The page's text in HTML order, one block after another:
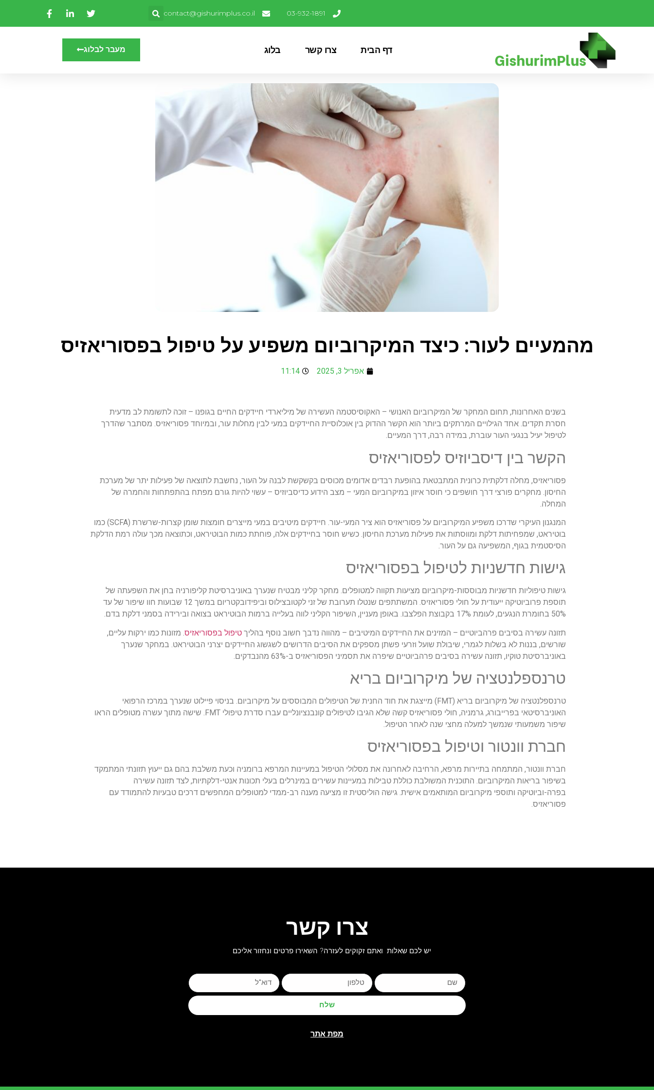
03-932-1891
contact@gishurimplus.co.il
דף הבית צרו קשר בלוג מעבר לבלוג
מהמעיים לעור: כיצד המיקרוביום משפיע על טיפול בפסוריאזיס
אפריל 3, 2025 11:14
בשנים האחרונות, תחום המחקר של המיקרוביום האנושי – האקוסיסטמה העשירה של מיליארדי חיידקים החיים בגופנו – זוכה לתשומת לב מדעית
חסרת תקדים. אחד הגילויים המרתקים ביותר הוא הקשר ההדוק בין אוכלוסיית החיידקים במעי לבין מחלות עור, ובמיוחד פסוריאזיס. מסתבר שהדרך
לטיפול יעיל בנגעי העור עוברת, במידה רבה, דרך המעיים.
הקשר בין דיסביוזיס לפסוריאזיס
פסוריאזיס, מחלה דלקתית כרונית המתבטאת בהופעת רבדים אדומים מכוסים בקשקשת לבנה על העור, נחשבת לתוצאה של פעילות יתר של מערכת
החיסון. מחקרים פורצי דרך חושפים כי חוסר איזון במיקרוביום המעי – מצב הידוע כדיסביוזיס – עשוי להיות גורם מפתח בהתפתחות והחמרה של
המחלה.
המנגנון העיקרי שדרכו משפיע המיקרוביום על פסוריאזיס הוא ציר המעי-עור. חיידקים מיטיבים במעי מייצרים חומצות שומן קצרות-שרשרת (SCFA) כמו
בוטיראט, שמפחיתות דלקת ומווסתות את פעילות מערכת החיסון. כשיש חוסר בחיידקים אלה, פוחתת כמות הבוטיראט, וכתוצאה מכך עולה רמת הדלקת
הסיסטמית בגוף, המשפיעה גם על העור.
גישות חדשניות לטיפול בפסוריאזיס
גישות טיפוליות חדשניות מבוססות-מיקרוביום מציעות תקווה למטופלים. מחקר קליני מבטיח שנערך באוניברסיטת קליפורניה בחן את השפעתה של
תוספת פרוביוטיקה ייעודית על חולי פסוריאזיס. המשתתפים שנטלו תערובת של זני לקטובצילוס וביפידובקטריום במשך 12 שבועות חוו שיפור של עד
50% בחומרת הנגעים, לעומת 17% בקבוצת הפלצבו. באופן מעניין, השיפור הקליני לווה בעלייה ברמות הבוטיראט בצואה ובירידה בסמני דלקת בדם.
תזונה עשירה בסיבים פרהביוטיים – המזינים את החיידקים המיטיבים – מהווה נדבך חשוב נוסף בהליך טיפול בפסוריאזיס . מזונות כמו ירקות עליים,
שורשים, בננות לא בשלות לגמרי, שיבולת שועל וזרעי פשתן מספקים את הסיבים הדרושים לשגשוג החיידקים יצרני הבוטיראט. במחקר שנערך
באוניברסיטת טוקיו, תזונה עשירה בסיבים פרהביוטיים שיפרה את תסמיני הפסוריאזיס ב-63% מהנבדקים.
טרנספלנטציה של מיקרוביום בריא
טרנספלנטציה של מיקרוביום בריא (FMT) מייצגת את חוד החנית של הטיפולים המבוססים על מיקרוביום. בניסוי פיילוט שנערך במרכז הרפואי
האוניברסיטאי בפרייבורג, גרמניה, חולי פסוריאזיס קשה שלא הגיבו לטיפולים קונבנציונליים עברו סדרת טיפולי FMT. שישה מתוך עשרה מטופלים הראו
שיפור משמעותי שנמשך למעלה מחצי שנה לאחר הטיפול.
חברת וונטור וטיפול בפסוריאזיס
חברת וונטור, המתמחה בתיירות מרפא, הרחיבה לאחרונה את מסלולי הטיפול במעיינות המרפא ברומניה וכעת משלבת בהם גם ייעוץ תזונתי המתמקד
בשיפור בריאות המיקרוביום. התוכנית המשולבת כוללת טבילות במעיינות עשירים במינרלים בעלי תכונות אנטי-דלקתיות, לצד תזונה עשירה
בפרה-וביוטיקה ותוספי מיקרוביום המותאמים אישית. גישה הוליסטית זו מציעה מענה רב-ממדי למטופלים המחפשים דרכים טבעיות להתמודד עם
פסוריאזיס.
צרו קשר
יש לכם שאלות ואתם זקוקים לעזרה? השאירו פרטים ונחזור אליכם
שלח
מפת אתר